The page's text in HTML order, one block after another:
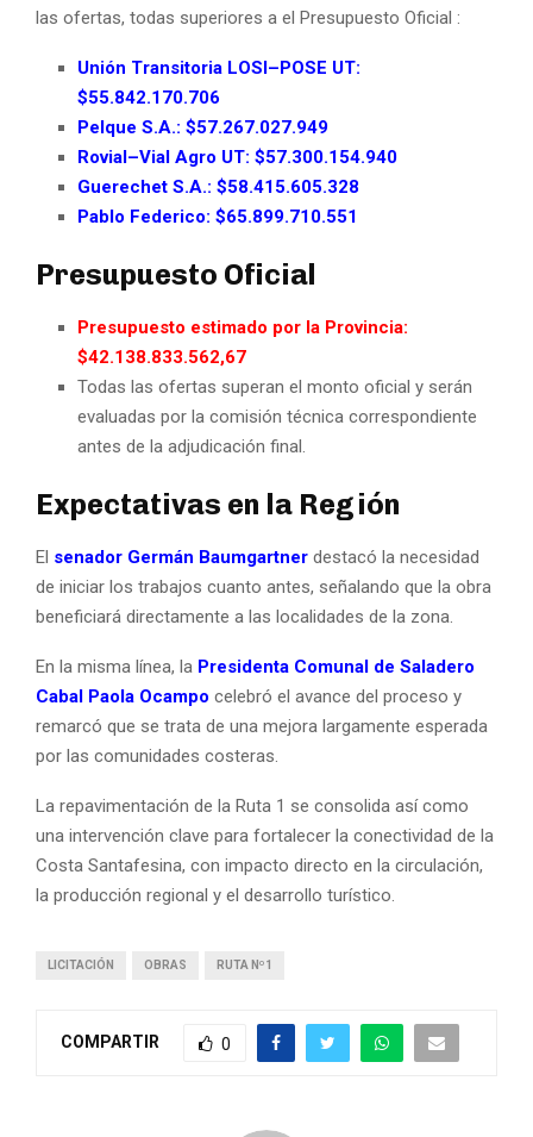
las ofertas, todas superiores a el Presupuesto Oficial :
Unión Transitoria LOSI–POSE UT:
$55.842.170.706
Pelque S.A.: $57.267.027.949
Rovial–Vial Agro UT: $57.300.154.940
Guerechet S.A.: $58.415.605.328
Pablo Federico: $65.899.710.551
Presupuesto Oficial
Presupuesto estimado por la Provincia:
$42.138.833.562,67
Todas las ofertas superan el monto oficial y serán
evaluadas por la comisión técnica correspondiente
antes de la adjudicación final.
Expectativas en la Región
El senador Germán Baumgartner destacó la necesidad
de iniciar los trabajos cuanto antes, señalando que la obra
beneficiará directamente a las localidades de la zona.
En la misma línea, la Presidenta Comunal de Saladero
Cabal Paola Ocampo celebró el avance del proceso y
remarcó que se trata de una mejora largamente esperada
por las comunidades costeras.
La repavimentación de la Ruta 1 se consolida así como
una intervención clave para fortalecer la conectividad de la
Costa Santafesina, con impacto directo en la circulación,
la producción regional y el desarrollo turístico.
LICITACIÓN OBRAS RUTA Nº1
COMPARTIR 0